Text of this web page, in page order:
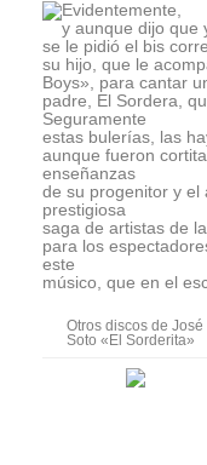
Evidentemente,
y aunque dijo que
se le pidió el bis
su hijo, que le
Boys», para cantar
padre, El Sordera,
Seguramente
estas bulerías, las
aunque fueron
enseñanzas
de su progenitor y el
prestigiosa
saga de artistas de
para los
este
músico, que en el
Otros discos de José
Soto «El Sorderita»